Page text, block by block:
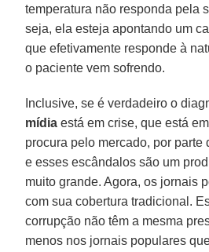
temperatura não responda pela
seja, ela esteja apontando um
que efetivamente responde à
o paciente vem sofrendo.
Inclusive, se é verdadeiro o
mídia está em crise, que está
procura pelo mercado, por parte
e esses escândalos são um
muito grande. Agora, os jornais
com sua cobertura tradicional.
corrupção não têm a mesma
menos nos jornais populares